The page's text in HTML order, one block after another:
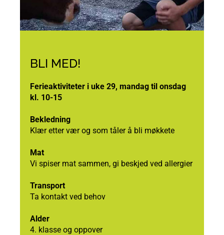
BLI MED!
Ferieaktiviteter i uke 29, mandag til onsdag
kl. 10-15
Bekledning
Klær etter vær og som tåler å bli møkkete
Mat
Vi spiser mat sammen, gi beskjed ved allergier
Transport
Ta kontakt ved behov
Alder
4. klasse og oppover